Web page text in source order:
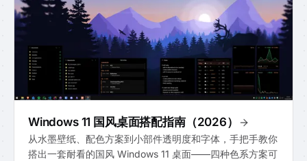
Windows 11 国风桌面搭配指南（2026）
从水墨壁纸、配色方案到小部件透明度和字体，手把手教你
搭出一套耐看的国风 Windows 11 桌面——四种色系方案可